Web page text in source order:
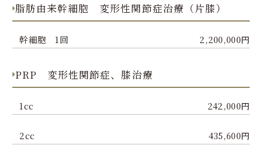
脂肪由来幹細胞 変形性関節症治療（片膝）
幹細胞 1回 2,200,000円
PRP 変形性関節症、膝治療
1cc 242,000円
2cc 435,600円